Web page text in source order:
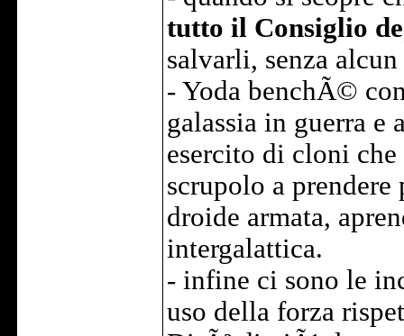
tutto il Consiglio
salvarli, senza
- Yoda benchÃ©
galassia in guerra e
esercito di cloni
scrupolo a
droide armata,
intergalattica.
- infine ci sono le
uso della forza